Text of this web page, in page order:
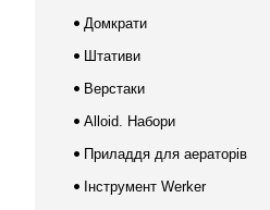
Домкрати
Штативи
Верстаки
Alloid. Набори
Приладдя для аераторів
Інструмент Werker